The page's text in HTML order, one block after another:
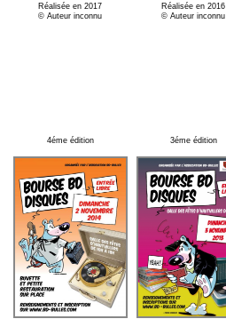
Réalisée en 2017
© Auteur inconnu
Réalisée en 2016
© Auteur inconnu
4éme édition 3éme édition